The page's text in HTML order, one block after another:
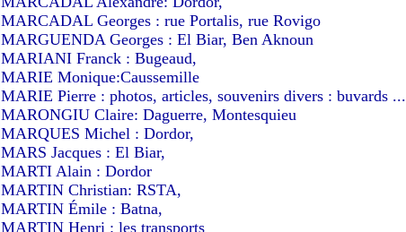
MARCADAL Georges : rue Portalis, rue Rovigo
MARGUENDA Georges : El Biar, Ben Aknoun
MARIANI Franck : Bugeaud,
MARIE Monique:Caussemille
MARIE Pierre : photos, articles, souvenirs divers : buvards ...
MARONGIU Claire: Daguerre, Montesquieu
MARQUES Michel : Dordor,
MARS Jacques : El Biar,
MARTI Alain : Dordor
MARTIN Christian: RSTA,
MARTIN Émile : Batna,
MARTIN Henri : les transports